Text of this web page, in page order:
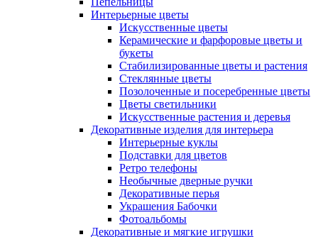
Интерьерные цветы
Искусственные цветы
Керамические и фарфоровые цветы и
букеты
Стабилизированные цветы и растения
Стеклянные цветы
Позолоченные и посеребренные цветы
Цветы светильники
Искусственные растения и деревья
Декоративные изделия для интерьера
Интерьерные куклы
Подставки для цветов
Ретро телефоны
Необычные дверные ручки
Декоративные перья
Украшения Бабочки
Фотоальбомы
Декоративные и мягкие игрушки